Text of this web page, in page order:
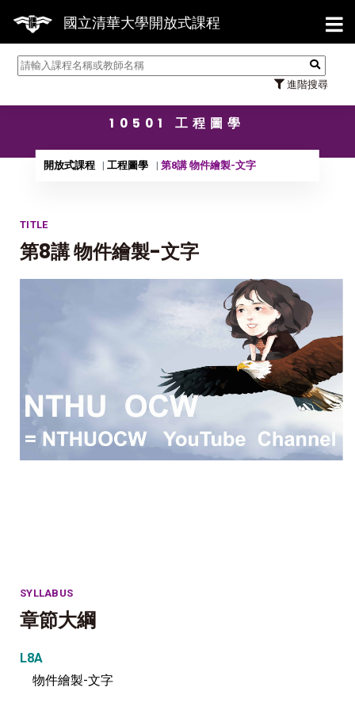
國立清華大學開放式課程
進階搜尋
【
10501 工程圖學
開放式課程 工程圖學 第8講 物件繪製-文字
TITLE
第8講 物件繪製-文字
SYLLABUS
章節大綱
L8A
物件繪製-文字